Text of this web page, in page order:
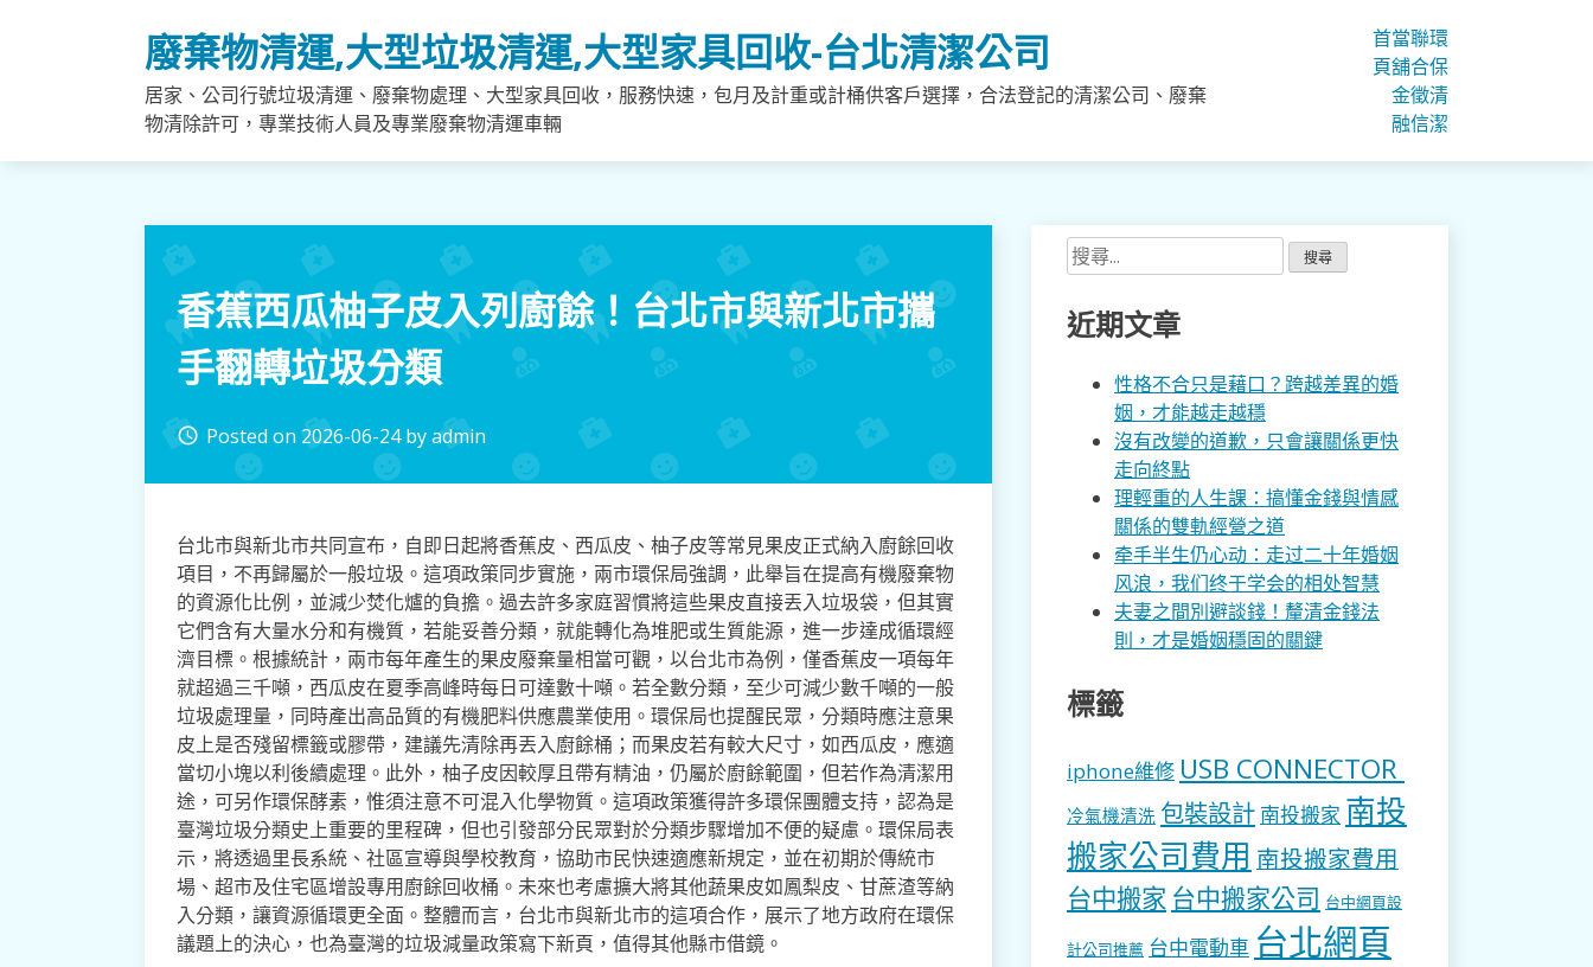
廢棄物清運,大型垃圾清運,大型家具回收-台北清潔公司
居家、公司行號垃圾清運、廢棄物處理、大型家具回收，服務快速，包月及計重或計桶供客戶選擇，合法登記的清潔公司、廢棄
物清除許可，專業技術人員及專業廢棄物清運車輛
首
頁
當
舖
金
融
聯
合
徵
信
環
保
清
潔
香蕉西瓜柚子皮入列廚餘！台北市與新北市攜
手翻轉垃圾分類
access_time Posted on2026-06-24byadmin
台北市與新北市共同宣布，自即日起將香蕉皮、西瓜皮、柚子皮等常見果皮正式納入廚餘回收
項目，不再歸屬於一般垃圾。這項政策同步實施，兩市環保局強調，此舉旨在提高有機廢棄物
的資源化比例，並減少焚化爐的負擔。過去許多家庭習慣將這些果皮直接丟入垃圾袋，但其實
它們含有大量水分和有機質，若能妥善分類，就能轉化為堆肥或生質能源，進一步達成循環經
濟目標。根據統計，兩市每年產生的果皮廢棄量相當可觀，以台北市為例，僅香蕉皮一項每年
就超過三千噸，西瓜皮在夏季高峰時每日可達數十噸。若全數分類，至少可減少數千噸的一般
垃圾處理量，同時產出高品質的有機肥料供應農業使用。環保局也提醒民眾，分類時應注意果
皮上是否殘留標籤或膠帶，建議先清除再丟入廚餘桶；而果皮若有較大尺寸，如西瓜皮，應適
當切小塊以利後續處理。此外，柚子皮因較厚且帶有精油，仍屬於廚餘範圍，但若作為清潔用
途，可另作環保酵素，惟須注意不可混入化學物質。這項政策獲得許多環保團體支持，認為是
臺灣垃圾分類史上重要的里程碑，但也引發部分民眾對於分類步驟增加不便的疑慮。環保局表
示，將透過里長系統、社區宣導與學校教育，協助市民快速適應新規定，並在初期於傳統市
場、超市及住宅區增設專用廚餘回收桶。未來也考慮擴大將其他蔬果皮如鳳梨皮、甘蔗渣等納
入分類，讓資源循環更全面。整體而言，台北市與新北市的這項合作，展示了地方政府在環保
議題上的決心，也為臺灣的垃圾減量政策寫下新頁，值得其他縣市借鏡。
搜
尋
關
鍵
近期文章
性格不合只是藉口？跨越差異的婚
姻，才能越走越穩
沒有改變的道歉，只會讓關係更快
走向終點
理輕重的人生課：搞懂金錢與情感
關係的雙軌經營之道
牵手半生仍心动：走过二十年婚姻
风浪，我们终于学会的相处智慧
夫妻之間別避談錢！釐清金錢法
則，才是婚姻穩固的關鍵
標籤
iphone維修 USB CONNECTOR
冷氣機清洗 包裝設計 南投搬家 南投
搬家公司費用 南投搬家費用
台中搬家 台中搬家公司 台中網頁設
計公司推薦 台中電動車 台北網頁